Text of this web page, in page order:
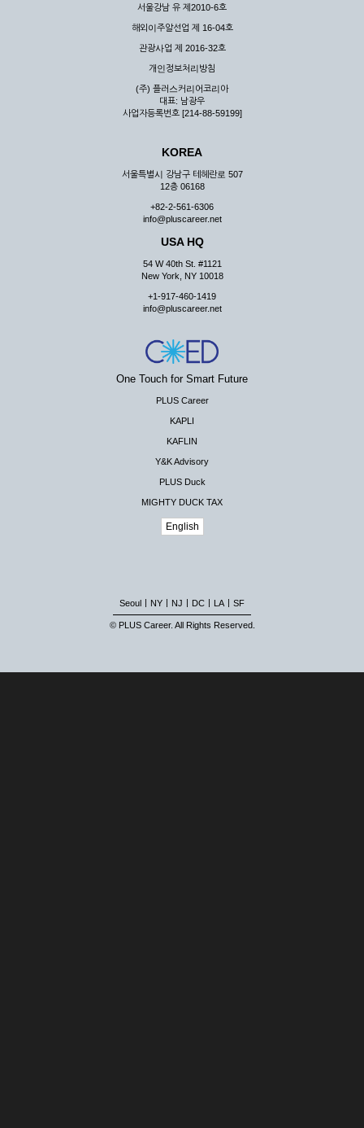
서울강남 유 제2010-6호
해외이주알선업 제 16-04호
관광사업 제 2016-32호
개인정보처리방침
(주) 플러스커리어코리아
대표: 남광우
사업자등록번호 [214-88-59199]
KOREA
서울특별시 강남구 테헤란로 507
12층 06168
+82-2-561-6306
info@pluscareer.net
USA HQ
54 W 40th St. #1121
New York, NY 10018
+1-917-460-1419
info@pluscareer.net
One Touch for Smart Future
PLUS Career
KAPLI
KAFLIN
Y&K Advisory
PLUS Duck
MIGHTY DUCK TAX
English
Seoul | NY | NJ | DC | LA | SF
© PLUS Career. All Rights Reserved.